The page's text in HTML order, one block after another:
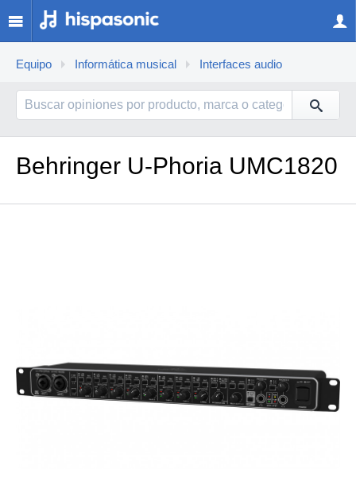
Equipo Informática musical Interfaces audio
Behringer U-Phoria UMC1820